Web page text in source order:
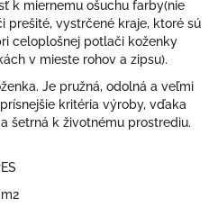
k miernemu ošuchu farby(nie
prešité, vystrčené kraje, ktoré sú
celoplošnej potlači koženky
v mieste rohov a zipsu).
Je pružná, odolná a veľmi
kritéria výroby, vďaka
šetrná k životnému prostrediu.